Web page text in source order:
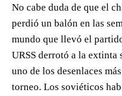
No cabe duda de que el
perdió un balón en las
mundo que llevó el
URSS derrotó a la extinta
uno de los desenlaces
torneo. Los soviéticos